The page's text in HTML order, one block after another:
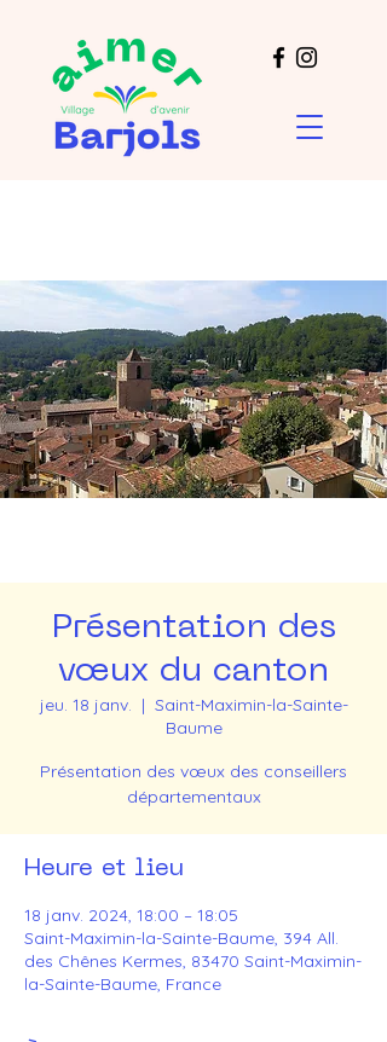
Présentation des
vœux du canton
jeu. 18 janv.
  |
Saint-Maximin-la-Sainte-
Baume
Présentation des vœux des conseillers
départementaux
Heure et lieu
18 janv. 2024, 18:00 – 18:05
Saint-Maximin-la-Sainte-Baume, 394 All.
des Chênes Kermes, 83470 Saint-Maximin-
la-Sainte-Baume, France